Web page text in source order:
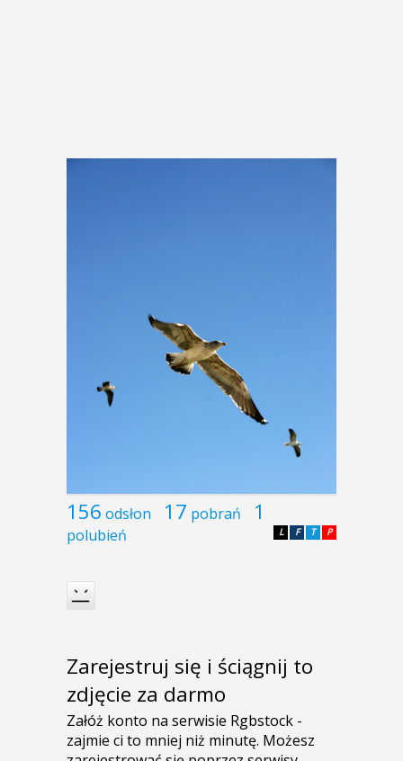
156 odsłon 17 pobrań 1
polubień P
T
F
L
Zarejestruj się i ściągnij to
zdjęcie za darmo